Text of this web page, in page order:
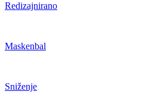
Redizajnirano
Maskenbal
Sniženje